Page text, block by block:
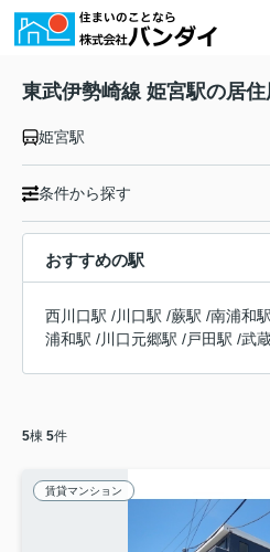
東武伊勢崎線 姫宮駅の居
姫宮駅
条件から探す
おすすめの駅
西川口駅 /川口駅 /蕨駅 /南浦和駅
浦和駅 /川口元郷駅 /戸田駅 /武
5棟 5件
賃貸マンション